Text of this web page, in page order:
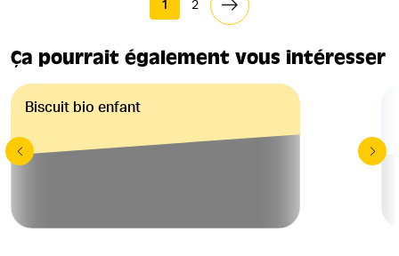
1 2
Ça pourrait également vous intéresser
Biscuit bio enfant